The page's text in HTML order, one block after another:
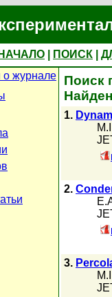
НАЧАЛО ПОИСК
журнале
Поиск
1.
2.
3.